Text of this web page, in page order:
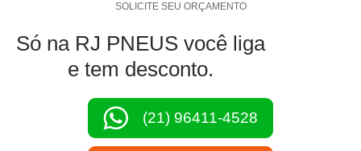
SOLICITE SEU ORÇAMENTO
Só na RJ PNEUS você liga
e tem desconto.
(21) 96411-4528